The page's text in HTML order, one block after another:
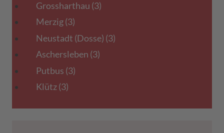
Grossharthau (3)
Merzig(3)
Neustadt (Dosse) (3)
Aschersleben (3)
Putbus (3)
Klütz(3)